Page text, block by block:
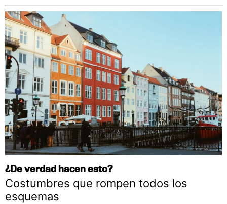
¿De verdad hacen esto?
Costumbres que rompen todos los
esquemas